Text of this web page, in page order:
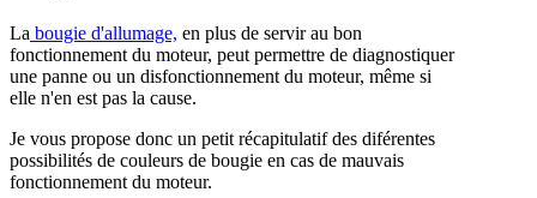
La bougie d'allumage, en plus de servir au bon
fonctionnement du moteur, peut permettre de diagnostiquer
une panne ou un disfonctionnement du moteur, même si
elle n'en est pas la cause.
Je vous propose donc un petit récapitulatif des diférentes
possibilités de couleurs de bougie en cas de mauvais
fonctionnement du moteur.